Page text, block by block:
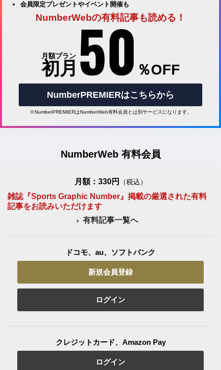
会員限定プレゼントやイベント開催も
NumberWebの有料記事も読める！
月額プラン
初月 50 ％OFF
NumberPREMIERはこちらから
※NumberPREMIERはNumberWeb有料会員とは別サービスになります。
NumberWeb 有料会員
月額：330円 （税込）
雑誌『Sports Graphic Number』掲載の厳選された有料
記事をお読みいただけます
有料記事一覧へ
ドコモ、au、ソフトバンク
新規会員登録
ログイン
クレジットカード、Amazon Pay
ログイン